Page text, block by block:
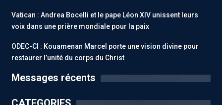
Vatican : Andrea Bocelli et le pape Léon XIV unissent leurs
voix dans une prière mondiale pour la paix
ODEC-CI : Kouamenan Marcel porte une vision divine pour
restaurer l’unité du corps du Christ
Messages récents